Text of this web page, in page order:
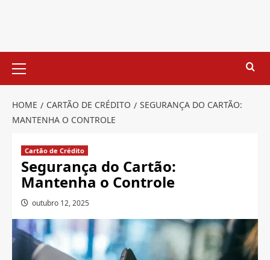
content
Menu
HOME CARTÃO DE CRÉDITO
SEGURANÇA DO CARTÃO:
MANTENHA O CONTROLE
Cartão de Crédito
Segurança do Cartão:
Mantenha o Controle
outubro 12, 2025